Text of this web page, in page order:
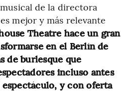
de la directora
mejor y más relevante
Theatre hace un gran
en el Berlín de
de burlesque que
incluso antes
y con oferta